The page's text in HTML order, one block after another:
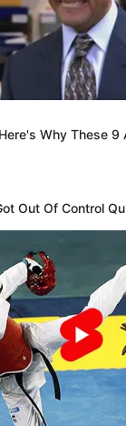
Why These 9
Out Of Control